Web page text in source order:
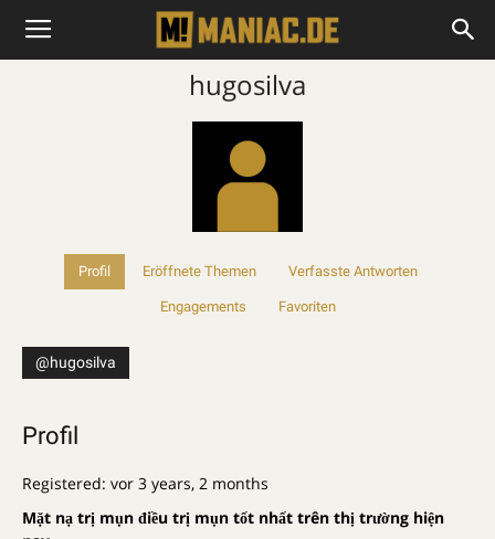
hugosilva
Profil Eröffnete Themen Verfasste Antworten
Engagements Favoriten
@hugosilva
Profil
Registered: vor 3 years, 2 months
Mặt nạ trị mụn điều trị mụn tốt nhất trên thị trường hiện